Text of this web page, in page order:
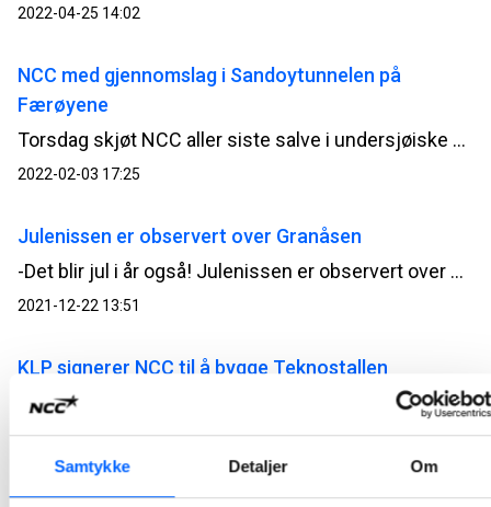
Samtykke Detaljer Om
2022-04-25 14:02
NCC med gjennomslag i Sandoytunnelen på
Færøyene
Torsdag skjøt NCC aller siste salve i undersjøiske Sandoytunnelens 10,8 km lange hovedløp, som når den står ferdig gjør at man kan reise fergefritt fra Sandoy til Færøyenes hovedstad Tórshavn.
2022-02-03 17:25
Julenissen er observert over Granåsen
-Det blir jul i år også! Julenissen er observert over Granåsen i Trondheim. Det kan pressesjef og nisseobservatør i NCC, Tor Heimdahl, fortelle.
2021-12-22 13:51
KLP signerer NCC til å bygge Teknostallen
NCC skal på oppdrag for KLP Eiendom AS bygge Teknostallen i Trondheim. Det 47 250 kvadratmeter store kontorbygget er planlagt ferdigstilt i september 2025.
2021-12-15 14:31
NCC skal utbedre havnene i Hammerfest og Forsøl